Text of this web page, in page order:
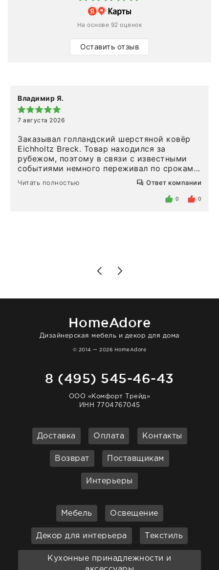
На основе 92 оценок
Оставить отзыв
Владимир Я.
7 августа 2026
Заказывал голландский шерстяной ковёр
Eichholtz Breck. Товар находился за
рубежом, поэтому в связи с известными
событиями немного переживал по срокам.
Но homeadore привезли ровно в
определенное в договоре время, без
то качество выше всяких похвал. Выглядит
Читать полностью Ответ компании
0 0
HomeAdore
Дизайнерская мебель и декор для дома
© 2014 — 2026 HomeAdore
8 (495) 545-46-43
ООО «Комфорт Трейд»
ИНН 7704767045
Доставка Оплата Контакты
Возврат Поставщикам
Интерьеры
Мебель Освещение
Декор для интерьера Текстиль
Кухонные принадлежности и